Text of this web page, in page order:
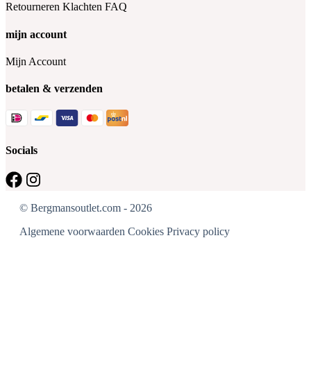
Retourneren Klachten FAQ
mijn account
Mijn Account
betalen & verzenden
Socials
© Bergmansoutlet.com - 2026
Algemene voorwaarden Cookies Privacy policy